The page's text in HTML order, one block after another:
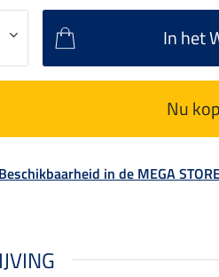
In het
Nu
Beschikbaarheid in de MEGA